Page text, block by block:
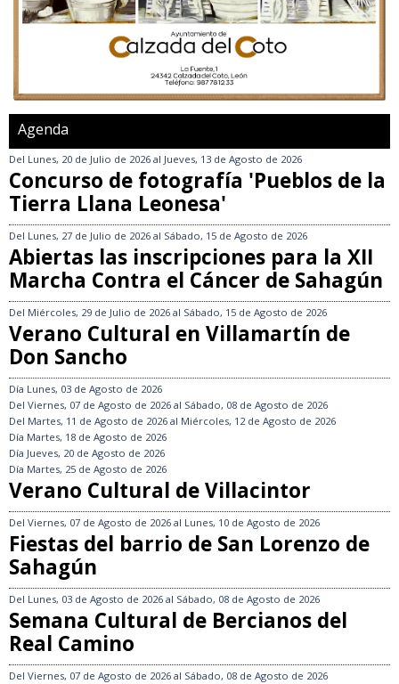
Agenda
Del Lunes, 20 de Julio de 2026 al Jueves, 13 de Agosto de 2026
Concurso de fotografía 'Pueblos de la
Tierra Llana Leonesa'
Del Lunes, 27 de Julio de 2026 al Sábado, 15 de Agosto de 2026
Abiertas las inscripciones para la XII
Marcha Contra el Cáncer de Sahagún
Del Miércoles, 29 de Julio de 2026 al Sábado, 15 de Agosto de 2026
Verano Cultural en Villamartín de
Don Sancho
Día Lunes, 03 de Agosto de 2026
Del Viernes, 07 de Agosto de 2026 al Sábado, 08 de Agosto de 2026
Del Martes, 11 de Agosto de 2026 al Miércoles, 12 de Agosto de 2026
Día Martes, 18 de Agosto de 2026
Día Jueves, 20 de Agosto de 2026
Día Martes, 25 de Agosto de 2026
Verano Cultural de Villacintor
Del Viernes, 07 de Agosto de 2026 al Lunes, 10 de Agosto de 2026
Fiestas del barrio de San Lorenzo de
Sahagún
Del Lunes, 03 de Agosto de 2026 al Sábado, 08 de Agosto de 2026
Semana Cultural de Bercianos del
Real Camino
Del Viernes, 07 de Agosto de 2026 al Sábado, 08 de Agosto de 2026